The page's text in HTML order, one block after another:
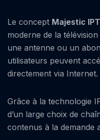
Le concept Majestic
moderne de la
une antenne ou un
utilisateurs peuvent
directement via Internet.
Grâce à la technologie
d’un large choix de
contenus à la demande